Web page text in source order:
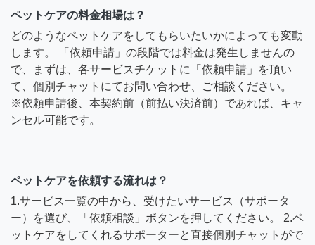
ペットケアの料金相場は？
どのようなペットケアをしてもらいたいかによっても変動
します。 「依頼申請」の段階では料金は発生しませんの
で、まずは、各サービスチケットに「依頼申請」を頂い
て、個別チャットにてお問い合わせ、ご相談ください。
※依頼申請後、本契約前（前払い決済前）であれば、キャ
ンセル可能です。
ペットケアを依頼する流れは？
1.サービス一覧の中から、受けたいサービス（サポータ
ー）を選び、「依頼相談」ボタンを押してください。 2.ペ
ットケアをしてくれるサポーターと直接個別チャットがで